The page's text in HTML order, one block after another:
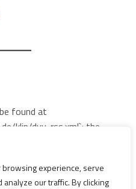
experience, serve
our traffic. By clicking
found at
klip/dvv-rss.xml`; the
type is `text/html;